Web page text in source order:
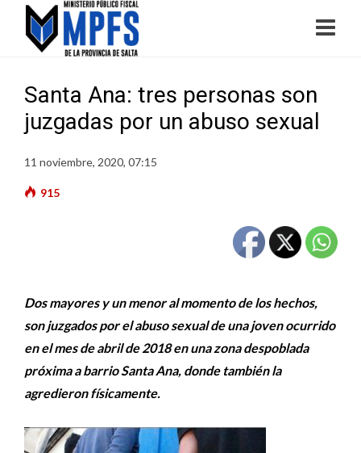
Santa Ana: tres personas son
juzgadas por un abuso sexual
11 noviembre, 2020, 07:15
915
Dos mayores y un menor al momento de los hechos,
son juzgados por el abuso sexual de una joven ocurrido
en el mes de abril de 2018 en una zona despoblada
próxima a barrio Santa Ana, donde también la
agredieron físicamente.